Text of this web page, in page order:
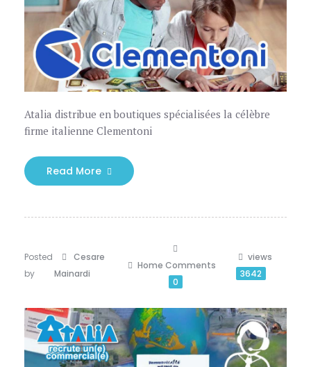
Atalia distribue en boutiques spécialisées la célèbre
firme italienne Clementoni
Read More
Posted
by
Cesare
Mainardi
Home Comments
0
views
3642